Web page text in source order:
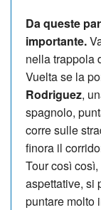
Da queste
importante.
nella trappola
Vuelta se la
Rodriguez,
spagnolo,
corre sulle
finora il
Tour così
aspettative, si
puntare molto